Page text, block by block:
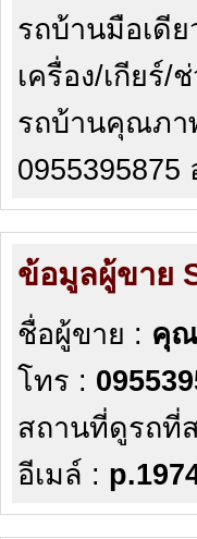
รถบ้านมือเดี
เครื่อง/เกียร์
รถบ้านคุณภา
0955395875
ข้อมูลผู้ขาย
ชื่อผู้ขาย : คุณ
โทร :
สถานที่ดูรถที่
อีเมล์ :